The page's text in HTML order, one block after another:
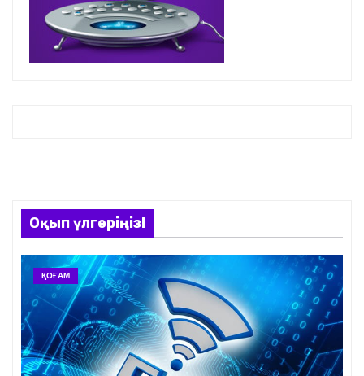
Оқып үлгеріңіз!
ҚОҒАМ